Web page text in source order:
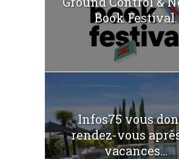
Book Festival.
Infos75 vous
rendez-vous
vacances...